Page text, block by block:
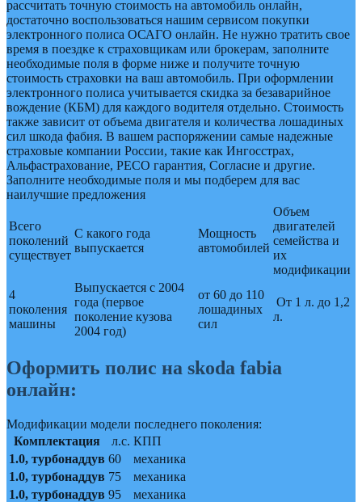
рассчитать точную стоимость на автомобиль онлайн,
достаточно воспользоваться нашим сервисом покупки
электронного полиса ОСАГО онлайн. Не нужно тратить свое
время в поездке к страховщикам или брокерам, заполните
необходимые поля в форме ниже и получите точную
стоимость страховки на ваш автомобиль. При оформлении
электронного полиса учитывается скидка за безаварийное
вождение (КБМ) для каждого водителя отдельно. Стоимость
также зависит от объема двигателя и количества лошадиных
сил шкода фабия. В вашем распоряжении самые надежные
страховые компании России, такие как Ингосстрах,
Альфастрахование, РЕСО гарантия, Согласие и другие.
Заполните необходимые поля и мы подберем для вас
наилучшие предложения
Всего
поколений
существует
С какого года
выпускается
Мощность
автомобилей
Объем
двигателей
семейства и
их
модификации
4
поколения
машины
Выпускается с 2004
года (первое
поколение кузова
2004 год)
от 60 до 110
лошадиных
сил
От 1 л. до 1,2
л.
Оформить полис на skoda fabia
онлайн:
Модификации модели последнего поколения:
Комплектация
л.с. КПП
1.0, турбонаддув 60
механика
1.0, турбонаддув 75
механика
1.0, турбонаддув 95
механика